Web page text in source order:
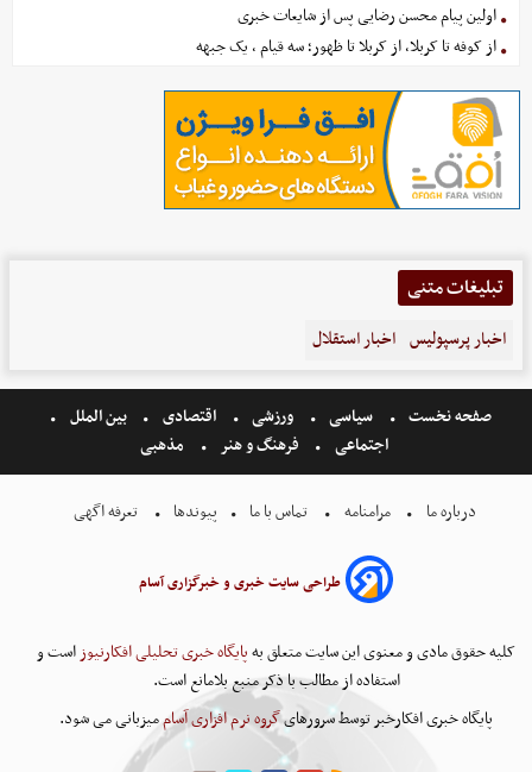
اولین پیام محسن رضایی پس از شایعات خبری
از کوفه تا کربلا، از کربلا تا ظهور؛ سه قیام ، یک جبهه
تبلیغات متنی
اخبار پرسپولیس اخبار استقلال
صفحه نخست سیاسی ورزشی اقتصادی
بین الملل
اجتماعی
فرهنگ و هنر مذهبی
درباره ما مرامنامه تماس با ما پیوندها تعرفه اگهی
طراحی سایت خبری و خبرگزاری آسام
کلیه حقوق مادی و معنوی این سایت متعلق بهپایگاه خبری تحلیلی افکارنیوزاست و
استفاده از مطالب با ذکر منبع بلامانع است.
پایگاه خبری افکارخبر توسط سرورهایگروه نرم افزاری آساممیزبانی می شود.